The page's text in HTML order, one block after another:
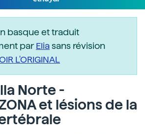
basque et traduit
parEliasans révision
L'ORIGINAL
Norte -
et lésions de la